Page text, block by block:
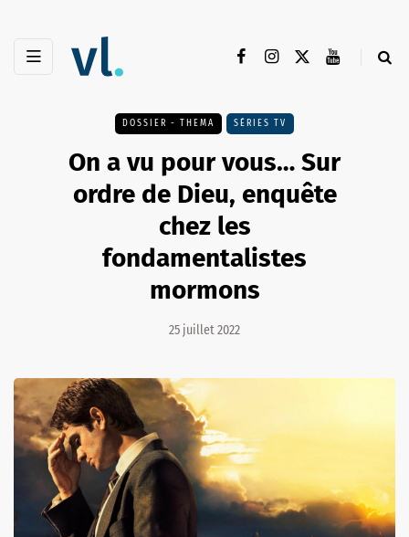
DOSSIER - THEMA SÉRIES TV
On a vu pour vous… Sur
ordre de Dieu, enquête
chez les
fondamentalistes
mormons
25 juillet 2022